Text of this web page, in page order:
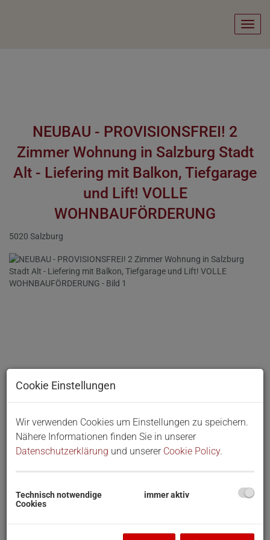
NEUBAU - PROVISIONSFREI! 2
Zimmer Wohnung in Salzburg Stadt
Alt - Liefering mit Balkon, Tiefgarage
und Lift! VOLLE
WOHNBAUFÖRDERUNG
5020 Salzburg
Cookie Einstellungen
Wir verwenden Cookies um Einstellungen zu speichern.
Nähere Informationen finden Sie in unserer
Datenschutzerklärung und unserer Cookie Policy.
Technisch notwendige
Cookies
immer aktiv